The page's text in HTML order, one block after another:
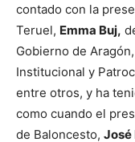
contado con la
Teruel, Emma Buj,
Gobierno de Aragón,
Institucional y
entre otros, y ha
como cuando el
de Baloncesto, José